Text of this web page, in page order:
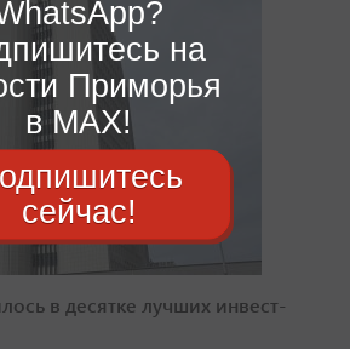
в десятке лучших инвест-
на
Приморья
в MAX!
сейчас!